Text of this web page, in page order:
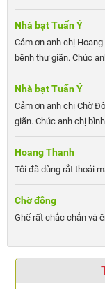
Nhà bạt Tuấn Ý
Cảm ơn anh chị
bênh thư giãn. Chúc
Nhà bạt Tuấn Ý
Cảm ơn anh chị Chờ
giãn. Chúc anh chị
Hoang Thanh
Tôi đã dùng rắt thoải
Chờ đông
Ghế rất chắc chắn và